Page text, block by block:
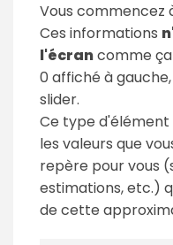
Vous commencez
Ces informations
l'écrancomme
0 affiché à
slider.
Ce type
les valeurs que
repère pour vous
estimations, etc.)
de cette